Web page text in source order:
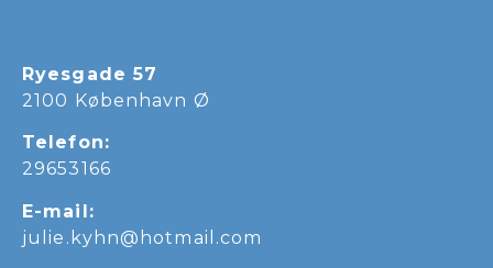
Ryesgade 57
2100 København Ø
Telefon:
29653166
E-mail:
julie.kyhn@hotmail.com